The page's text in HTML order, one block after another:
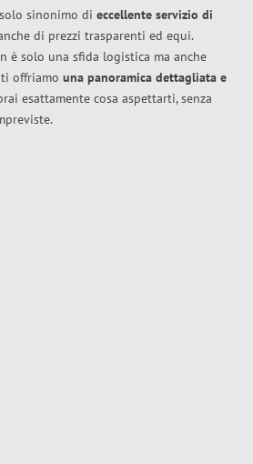
sinonimo di eccellente servizio di
di prezzi trasparenti ed equi.
è solo una sfida logistica ma anche
offriamo una panoramica dettagliata e
esattamente cosa aspettarti, senza